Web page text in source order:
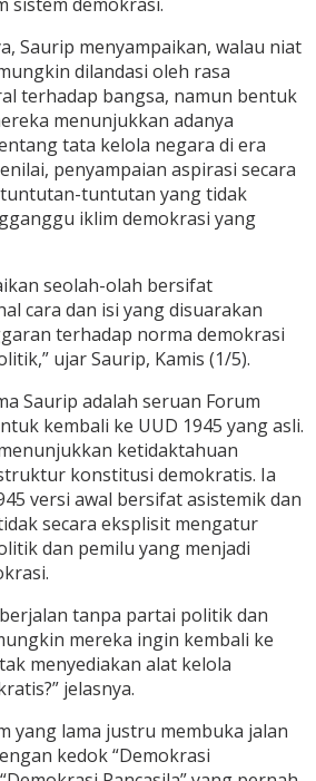
Saurip menyampaikan, walau niat
dilandasi oleh rasa
terhadap bangsa, namun bentuk
menunjukkan adanya
tata kelola negara di era
penyampaian aspirasi secara
tuntutan yang tidak
iklim demokrasi yang
seolah-olah bersifat
cara dan isi yang disuarakan
terhadap norma demokrasi
ujar Saurip, Kamis (1/5).
Saurip adalah seruan Forum
kembali ke UUD 1945 yang asli.
ketidaktahuan
konstitusi demokratis. Ia
versi awal bersifat asistemik dan
secara eksplisit mengatur
dan pemilu yang menjadi
tanpa partai politik dan
mereka ingin kembali ke
menyediakan alat kelola
jelasnya.
yang lama justru membuka jalan
kedok “Demokrasi